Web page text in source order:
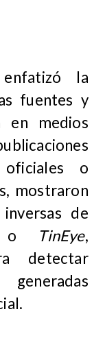
la
fuentes y
en medios
oficiales o
mostraron
de
TinEye,
detectar